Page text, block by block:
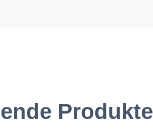
Produkte